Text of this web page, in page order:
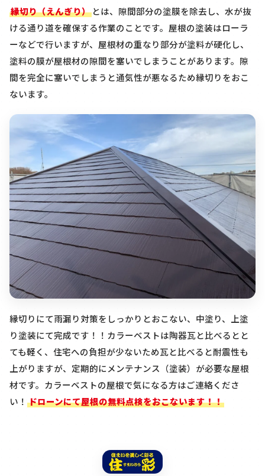
縁切り（えんぎり） とは、隙間部分の塗膜を除去し、水が抜
ける通り道を確保する作業のことです。屋根の塗装はローラ
ーなどで行いますが、屋根材の重なり部分が塗料が硬化し、
塗料の膜が屋根材の隙間を塞いでしまうことがあります。隙
間を完全に塞いでしまうと通気性が悪なるため縁切りをおこ
ないます。
縁切りにて雨漏り対策をしっかりとおこない、中塗り、上塗
り塗装にて完成です！！カラーベストは陶器瓦と比べるとと
ても軽く 、住宅への負担が少ないため瓦と比べると耐震性も
上がりますが、定期的にメンテナンス（塗装）が必要な屋根
材です。カラーベストの屋根で気になる方はご連絡くださ
い！ ドローンにて屋根の無料点検をおこないます！！